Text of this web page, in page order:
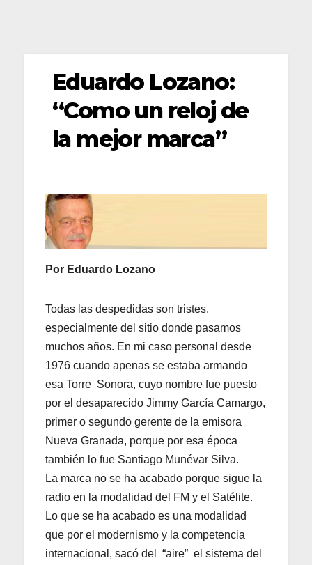
Eduardo Lozano:
“Como un reloj de
la mejor marca”
Por Eduardo Lozano
Todas las despedidas son tristes,
especialmente del sitio donde pasamos
muchos años. En mi caso personal desde
1976 cuando apenas se estaba armando
esa Torre Sonora, cuyo nombre fue puesto
por el desaparecido Jimmy García Camargo,
primer o segundo gerente de la emisora
Nueva Granada, porque por esa época
también lo fue Santiago Munévar Silva.
La marca no se ha acabado porque sigue la
radio en la modalidad del FM y el Satélite.
Lo que se ha acabado es una modalidad
que por el modernismo y la competencia
internacional, sacó del “aire” el sistema del